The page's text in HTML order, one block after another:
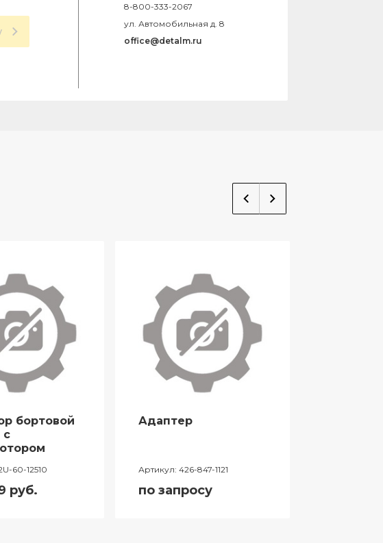
8-800-333-2067
ул. Автомобильная д. 8
office@detalm.ru
бортовой
с
60-12510
руб.
Адаптер
Артикул: 426-847-1121
по запросу